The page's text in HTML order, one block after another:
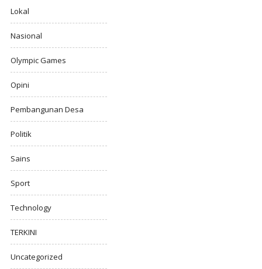
Lokal
Nasional
Olympic Games
Opini
Pembangunan Desa
Politik
Sains
Sport
Technology
TERKINI
Uncategorized